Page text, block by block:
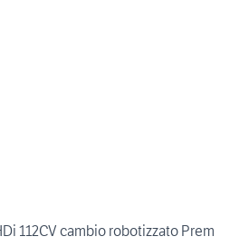
112CV cambio robotizzato Prem